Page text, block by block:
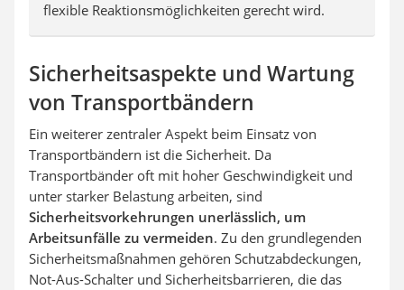
flexible Reaktionsmöglichkeiten gerecht wird.
Sicherheitsaspekte und Wartung
von Transportbändern
Ein weiterer zentraler Aspekt beim Einsatz von
Transportbändern ist die Sicherheit. Da
Transportbänder oft mit hoher Geschwindigkeit und
unter starker Belastung arbeiten, sind
Sicherheitsvorkehrungen unerlässlich, um
Arbeitsunfälle zu vermeiden. Zu den grundlegenden
Sicherheitsmaßnahmen gehören Schutzabdeckungen,
Not-Aus-Schalter und Sicherheitsbarrieren, die das